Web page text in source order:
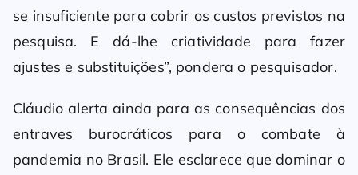
se insuficiente para cobrir os custos previstos na
pesquisa. E dá-lhe criatividade para fazer
ajustes e substituições”, pondera o pesquisador.
Cláudio alerta ainda para as consequências dos
entraves burocráticos para o combate à
pandemia no Brasil. Ele esclarece que dominar o